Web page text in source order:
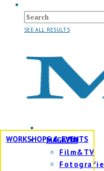
SEE ALL RESULTS
WORKSHOPS & EVENTS
MAGAZIN
Film&TV
Fotografie